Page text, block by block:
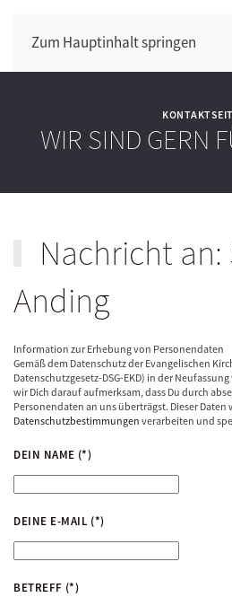
Zum Hauptinhalt springen
WIR SIND GERN
Nachricht
Anding
Information zur Erhebung von Personendaten
Gemäß dem Datenschutz der Evangelischen
Datenschutzgesetz-DSG-EKD) in der
wir Dich darauf aufmerksam, dass Du durch
Personendaten an uns überträgst. Dieser
Datenschutzbestimmungen verarbeiten und
DEIN NAME (*)
DEINE E-MAIL (*)
BETREFF (*)